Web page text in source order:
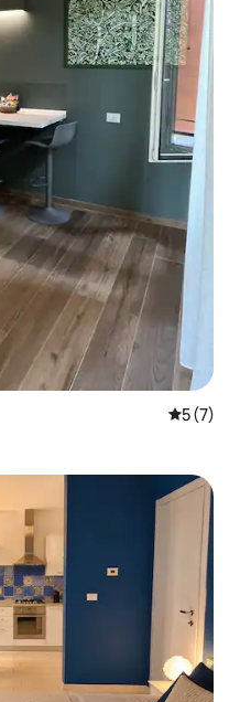
平均评分
5 (7)